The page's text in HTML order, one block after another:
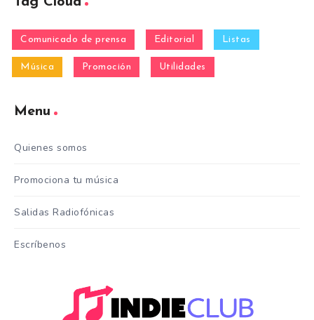
Comunicado de prensa Editorial Listas
Música Promoción Utilidades
Menu
Quienes somos
Promociona tu música
Salidas Radiofónicas
Escríbenos